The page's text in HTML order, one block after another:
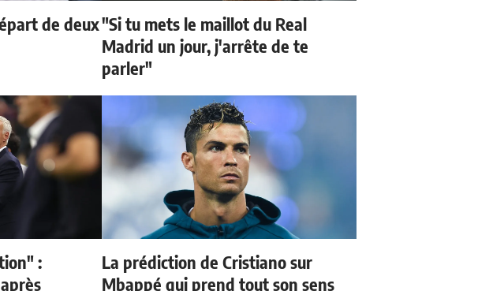
de deux"Si tu mets le maillot du Real
Madrid un jour, j'arrête de te
parler"
:
La prédiction de Cristiano sur
Mbappé qui prend tout son sens